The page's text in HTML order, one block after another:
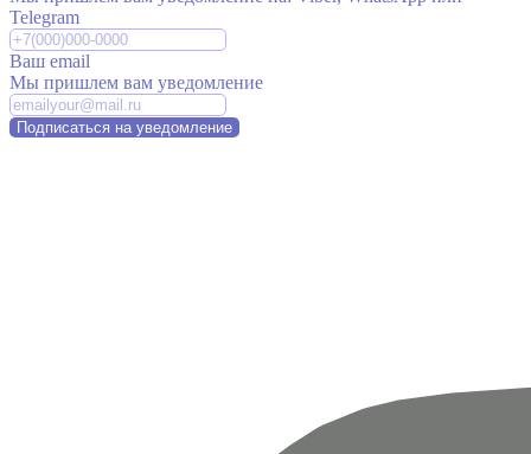
Telegram
Ваш email
Мы пришлем вам уведомление
Подписаться на уведомление